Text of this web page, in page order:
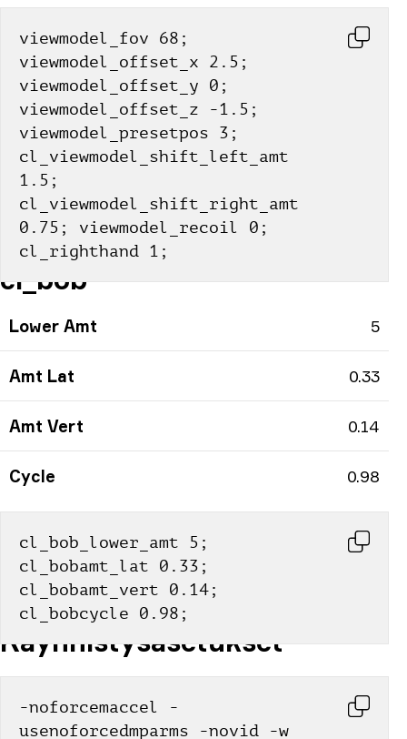
viewmodel_fov 68;
viewmodel_offset_x 2.5;
viewmodel_offset_y 0;
viewmodel_offset_z -1.5;
viewmodel_presetpos 3;
cl_viewmodel_shift_left_amt
1.5;
cl_viewmodel_shift_right_amt
0.75; viewmodel_recoil 0;
cl_righthand 1;
cl_bob
Lower Amt 5
Amt Lat 0.33
Amt Vert 0.14
Cycle 0.98
cl_bob_lower_amt 5;
cl_bobamt_lat 0.33;
cl_bobamt_vert 0.14;
cl_bobcycle 0.98;
Käynnistysasetukset
-noforcemaccel -
usenoforcedmparms -novid -w